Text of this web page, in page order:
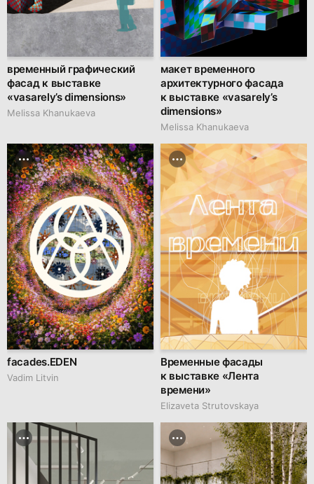
временный графический
фасад к выставке
«vasarely’s dimensions»
Melissa Khanukaeva
макет временного
архитектурного фасада
к выставке «vasarely’s
dimensions»
Melissa Khanukaeva
facades.EDEN
Vadim Litvin
Временные фасады
к выставке «Лента
времени»
Elizaveta Strutovskaya